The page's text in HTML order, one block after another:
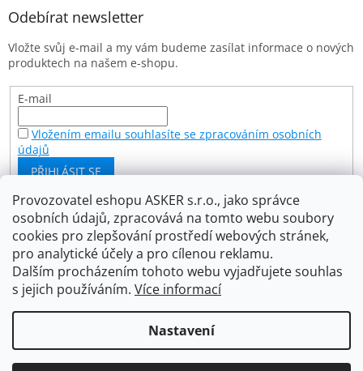
Provozovatel eshopu ASKER s.r.o., jako správce
osobních údajů, zpracovává na tomto webu soubory
cookies pro zlepšování prostředí webových stránek,
pro analytické účely a pro cílenou reklamu.
Dalším procházením tohoto webu vyjadřujete souhlas
s jejich používáním. Více informací
Nastavení
Odebírat newsletter
Vložte svůj e-mail a my vám budeme zasílat informace o nových
produktech na našem e-shopu.
E-mail
Vložením emailu souhlasíte se zpracováním osobních
údajů
PŘIHLÁSIT SE
Facebook